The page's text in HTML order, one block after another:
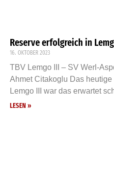
Reserve erfolgreich in
16. OKTOBER 2023
TBV Lemgo III – SV Werl-
Ahmet Citakoglu Das
Lemgo III war das erwartet
LESEN »